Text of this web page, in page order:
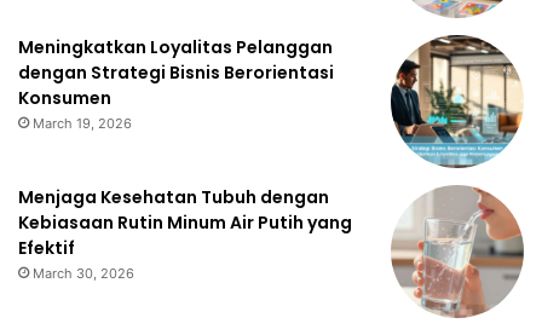
Meningkatkan Loyalitas Pelanggan
dengan Strategi Bisnis Berorientasi
Konsumen
March 19, 2026
Menjaga Kesehatan Tubuh dengan
Kebiasaan Rutin Minum Air Putih yang
Efektif
March 30, 2026